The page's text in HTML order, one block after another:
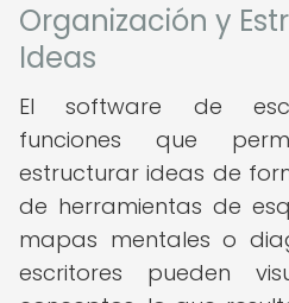
Organización y
Ideas
El software de
funciones que
estructurar ideas de
de herramientas de
mapas mentales o
escritores pueden